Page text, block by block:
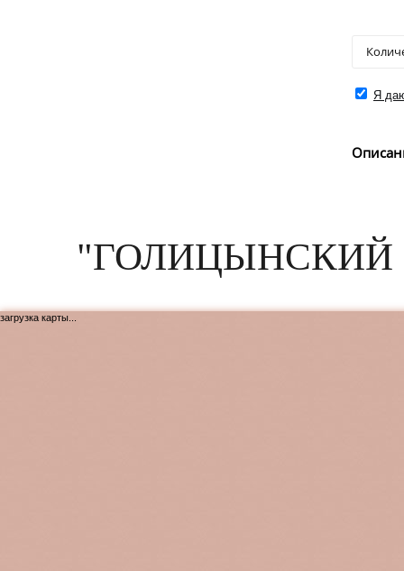
Я
"ГОЛИЦЫНСКИЙ
загрузка карты...